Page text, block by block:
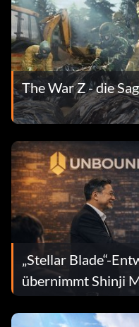
The War Z - die
„Stellar Blade“-
übernimmt Shinji
Unbound